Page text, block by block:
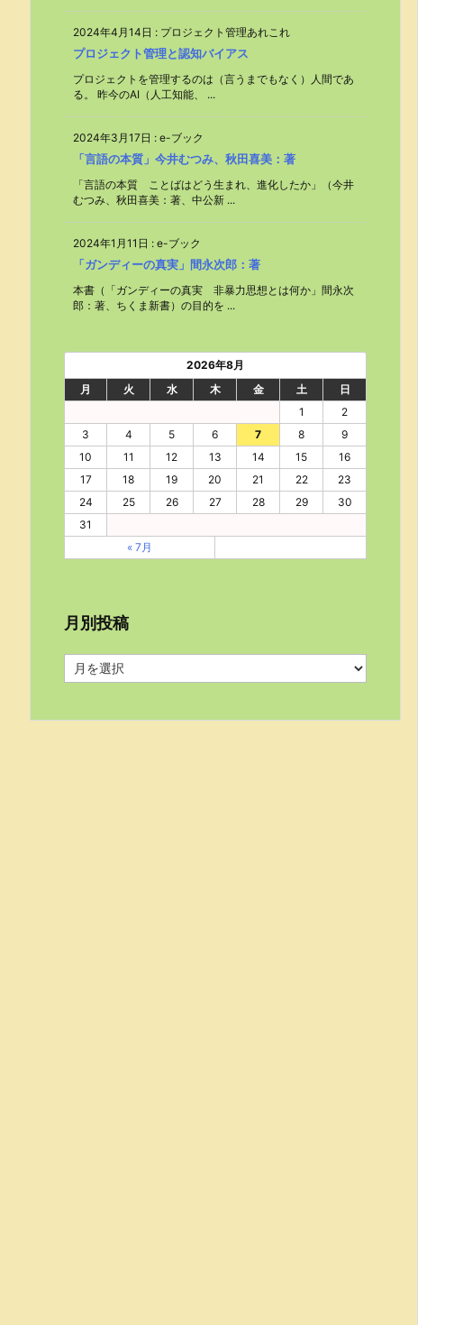
2024年4月14日 : プロジェクト管理あれこれ
プロジェクト管理と認知バイアス
プロジェクトを管理するのは（言うまでもなく）人間であ
る。 昨今のAI（人工知能、 ...
2024年3月17日 : e-ブック
「言語の本質」今井むつみ、秋田喜美：著
「言語の本質 ことばはどう生まれ、進化したか」（今井
むつみ、秋田喜美：著、中公新 ...
2024年1月11日 : e-ブック
「ガンディーの真実」間永次郎：著
本書（「ガンディーの真実 非暴力思想とは何か」間永次
郎：著、ちくま新書）の目的を ...
2026年8月
月
火 水 木 金 土
日
1
2
3
4 5 6 7 8
9
10
11 12 13 14 15
16
17
18 19 20 21 22
23
24
25 26 27 28 29
30
31
« 7月
月別投稿
別